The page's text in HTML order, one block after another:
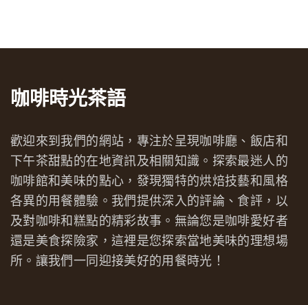
咖啡時光茶語
歡迎來到我們的網站，專注於呈現咖啡廳、飯店和
下午茶甜點的在地資訊及相關知識。探索最迷人的
咖啡館和美味的點心，發現獨特的烘焙技藝和風格
各異的用餐體驗。我們提供深入的評論、食評，以
及對咖啡和糕點的精彩故事。無論您是咖啡愛好者
還是美食探險家，這裡是您探索當地美味的理想場
所。讓我們一同迎接美好的用餐時光！